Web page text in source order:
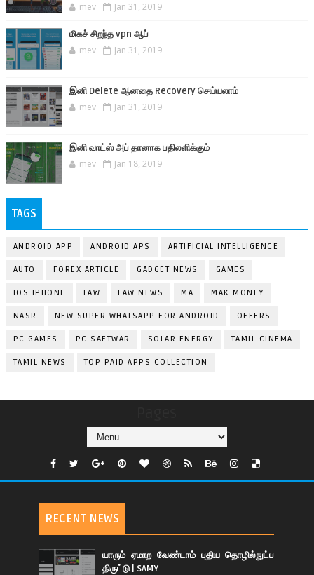
mev Jan 31, 2019
மிகச் சிறந்த vpn ஆப்
mev Jan 31, 2019
இனி Delete ஆனதை Recovery செய்யலாம்
mev Jan 31, 2019
இனி வாட்ஸ் அப் தானாக பதிலளிக்கும்
mev Jan 18, 2019
TAGS
ANDROID APP ANDROID APS ARTIFICIAL INTELLIGENCE
AUTO FOREX ARTICLE GADGET NEWS GAMES
IOS IPHONE LAW LAW NEWS MA MAK MONEY
NASR NEW SUPER WHATSAPP FOR ANDROID OFFERS
PC GAMES PC SAFTWAR SOLAR ENERGY TAMIL CINEMA
TAMIL NEWS TOP PAID APPS COLLECTION
RECENT NEWS
யாரும் ஏமாற வேண்டாம் புதிய தொழில்நுட்ப
திருட்டு | SAMY